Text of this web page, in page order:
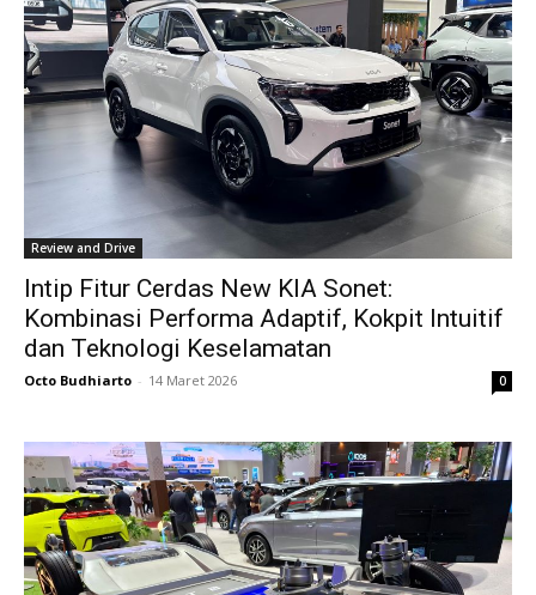
Review and Drive
Intip Fitur Cerdas New KIA Sonet:
Kombinasi Performa Adaptif, Kokpit Intuitif
dan Teknologi Keselamatan
Octo Budhiarto - 14 Maret 2026 0